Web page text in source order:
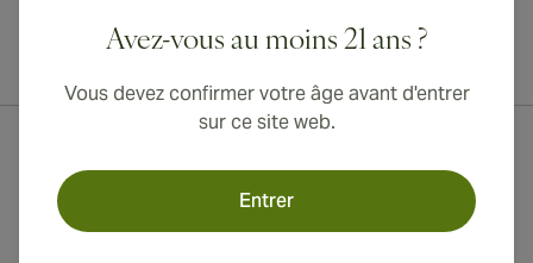
Avez-vous au moins 21 ans ?
Vous devez confirmer votre âge avant d'entrer
sur ce site web.
Entrer
Livraison internationale disponible vers le Canada, le Royaume-Uni